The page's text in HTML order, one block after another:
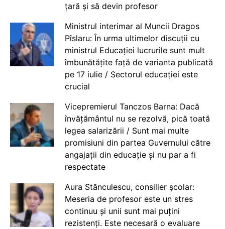
țară și să devin profesor
Ministrul interimar al Muncii Dragos
Pîslaru: În urma ultimelor discuții cu
ministrul Educației lucrurile sunt mult
îmbunătățite față de varianta publicată
pe 17 iulie / Sectorul educației este
crucial
Vicepremierul Tanczos Barna: Dacă
învățământul nu se rezolvă, pică toată
legea salarizării / Sunt mai multe
promisiuni din partea Guvernului către
angajații din educație și nu par a fi
respectate
Aura Stănculescu, consilier școlar:
Meseria de profesor este un stres
continuu și unii sunt mai puțini
rezistenți. Este necesară o evaluare